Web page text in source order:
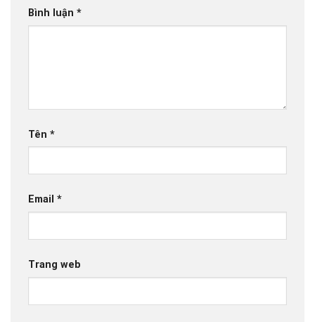
Bình luận *
Tên *
Email *
Trang web